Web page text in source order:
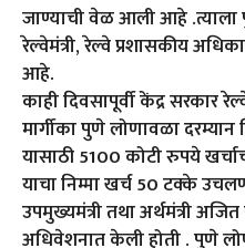
जाण्याची वेळ आली आहे .त्याला
रेल्वेमंत्री, रेल्वे प्रशासकीय
आहे.
काही दिवसापूर्वी केंद्र सरकार
मार्गीका पुणे लोणावळा
यासाठी 5100 कोटी रुपये
याचा निम्मा खर्च 50 टक्के
उपमुख्यमंत्री तथा अर्थमंत्री
अधिवेशनात केली होती . पुणे